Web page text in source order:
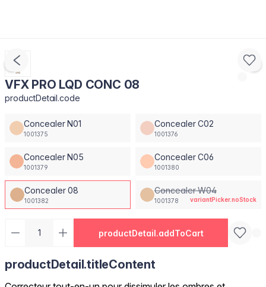
VFX PRO LQD CONC 08
productDetail.code
Concealer N01
1001375
Concealer C02
1001376
Concealer N05
1001379
Concealer C06
1001380
Concealer 08
1001382
Concealer W04
1001378 variantPicker.noStock
productDetail.addToCart
productDetail.titleContent